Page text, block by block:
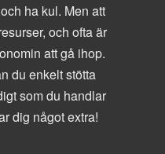
ha kul. Men att
och ofta är
att gå ihop.
du enkelt stötta
som du handlar
dig något extra!